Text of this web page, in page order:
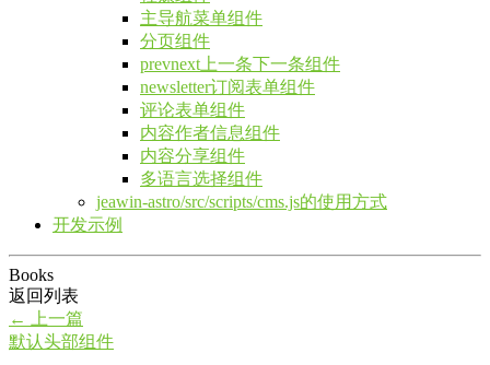
主导航菜单组件
分页组件
prevnext上一条下一条组件
newsletter订阅表单组件
评论表单组件
内容作者信息组件
内容分享组件
多语言选择组件
jeawin-astro/src/scripts/cms.js的使用方式
开发示例
Books
返回列表
←
上一篇
默认头部组件